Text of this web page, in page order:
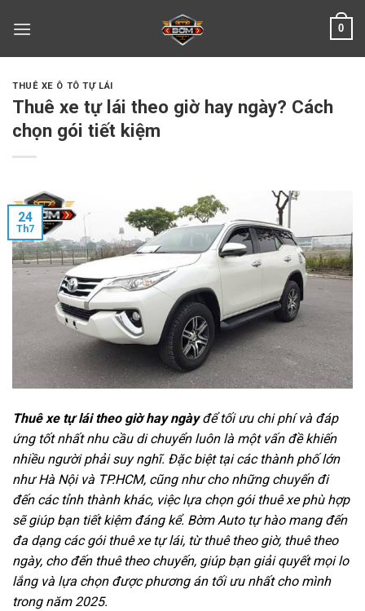
0
THUÊ XE Ô TÔ TỰ LÁI
Thuê xe tự lái theo giờ hay ngày? Cách
chọn gói tiết kiệm
24
Th7
Thuê xe tự lái theo giờ hay ngày để tối ưu chi phí và đáp
ứng tốt nhất nhu cầu di chuyển luôn là một vấn đề khiến
nhiều người phải suy nghĩ. Đặc biệt tại các thành phố lớn
như Hà Nội và TP.HCM, cũng như cho những chuyến đi
đến các tỉnh thành khác, việc lựa chọn gói thuê xe phù hợp
sẽ giúp bạn tiết kiệm đáng kể. Bờm Auto tự hào mang đến
đa dạng các gói thuê xe tự lái, từ thuê theo giờ, thuê theo
ngày, cho đến thuê theo chuyến, giúp bạn giải quyết mọi lo
lắng và lựa chọn được phương án tối ưu nhất cho mình
trong năm 2025.